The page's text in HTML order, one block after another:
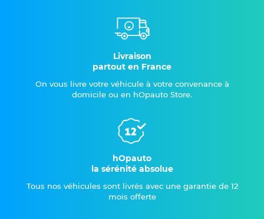
Livraison
partout en France
On vous livre votre véhicule à votre convenance à
domicile ou en hOpauto Store.
hOpauto
la sérénité absolue
Tous nos véhicules sont livrés avec une garantie de 12
mois offerte